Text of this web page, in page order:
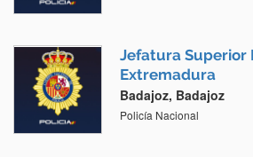
Jefatura Superior
Extremadura
Badajoz, Badajoz
Policía Nacional